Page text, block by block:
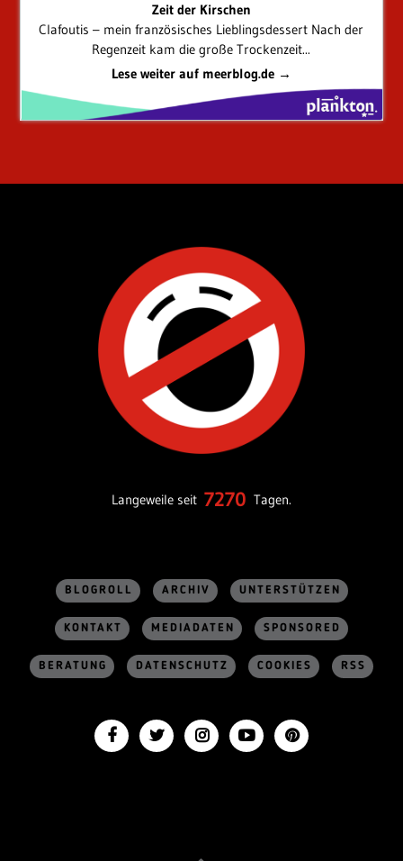
Zeit der Kirschen
Clafoutis – mein französisches Lieblingsdessert Nach der
Regenzeit kam die große Trockenzeit...
Lese weiter auf meerblog.de →
Langeweile seit 7270 Tagen.
BLOGROLL ARCHIV UNTERSTÜTZEN
KONTAKT MEDIADATEN SPONSORED
BERATUNG DATENSCHUTZ COOKIES RSS